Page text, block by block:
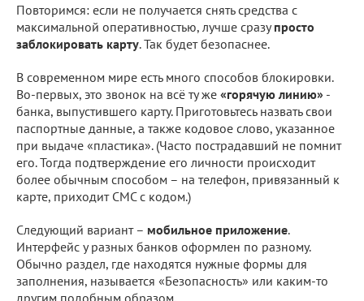
Повторимся: если не получается снять средства с
максимальной оперативностью, лучше сразупросто
заблокировать карту. Так будет безопаснее.
В современном мире есть много способов блокировки.
Во-первых, это звонок на всё ту же «горячую линию» -
банка, выпустившего карту. Приготовьтесь назвать свои
паспортные данные, а также кодовое слово, указанное
при выдаче «пластика». (Часто пострадавший не помнит
его. Тогда подтверждение его личности происходит
более обычным способом – на телефон, привязанный к
карте, приходит СМС с кодом.)
Следующий вариант – мобильное приложение.
Интерфейс у разных банков оформлен по разному.
Обычно раздел, где находятся нужные формы для
заполнения, называется «Безопасность» или каким-то
другим подобным образом.